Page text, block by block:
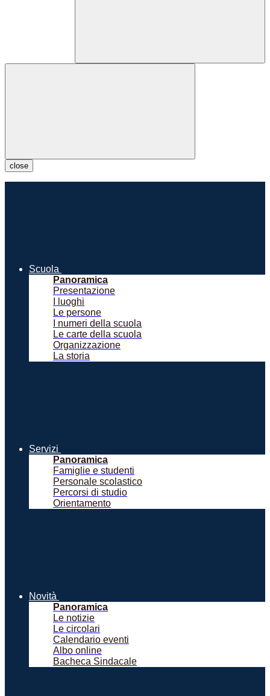
close
Scuola
Panoramica
Presentazione
I luoghi
Le persone
I numeri della scuola
Le carte della scuola
Organizzazione
La storia
Servizi
Panoramica
Famiglie e studenti
Personale scolastico
Percorsi di studio
Orientamento
Novità
Panoramica
Le notizie
Le circolari
Calendario eventi
Albo online
Bacheca Sindacale